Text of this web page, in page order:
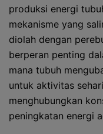
produksi energi
mekanisme yang
diolah dengan
berperan penting
mana tubuh
untuk aktivitas
menghubungkan
peningkatan energi